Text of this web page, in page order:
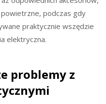
podczas gdy
praktycznie wszędzie
elektryczna.
problemy z